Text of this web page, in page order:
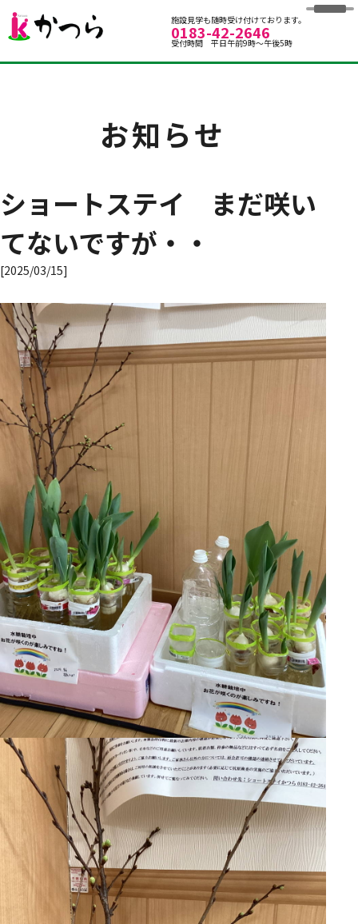
グループホームかつら
施設見学も随時受け付けております。
0183-42-2646
受付時間 平日午前9時～午後5時
お知らせ
ショートステイ まだ咲い
てないですが・・
[2025/03/15]